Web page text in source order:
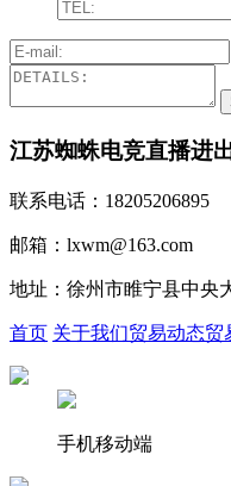
江苏蜘蛛电竞直播进
联系电话：18205206895
邮箱：lxwm@163.com
地址：徐州市睢宁县中央
首页 关于我们贸易动态贸
手机移动端